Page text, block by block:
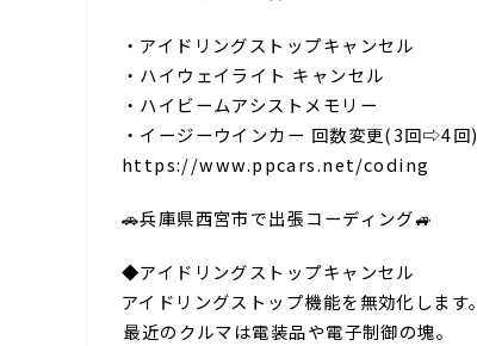
・アイドリングストップキャンセル
・ハイウェイライト キャンセル
・ハイビームアシストメモリー
・イージーウインカー 回数変更(3回⇨4回)
https://www.ppcars.net/coding
🚗兵庫県西宮市で出張コーディング🚙⁣
◆アイドリングストップキャンセル
アイドリングストップ機能を無効化します。
⁣最近のクルマは電装品や電子制御の塊。